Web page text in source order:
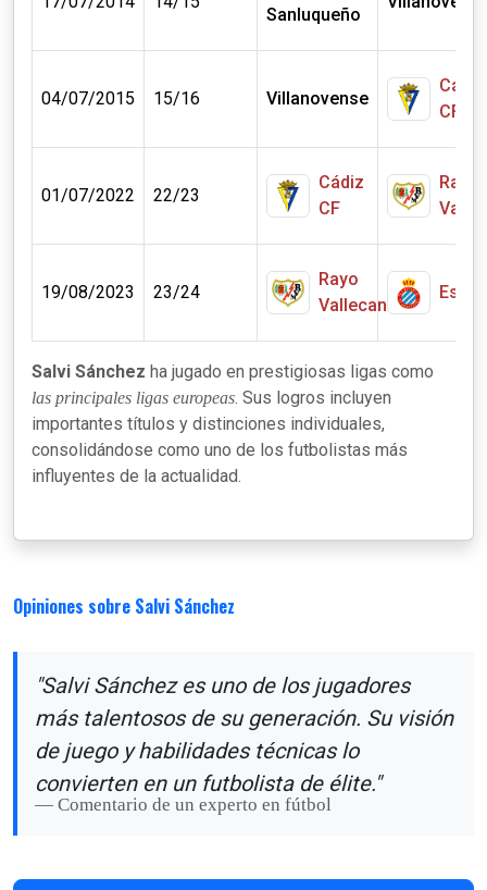
Sanluqueño
04/07/2015 15/16 Villanovense
Cádiz
CF
01/07/2022 22/23
Cádiz
CF
Rayo
19/08/2023 23/24
Rayo
Vallecano
Salvi Sánchez ha jugado en prestigiosas ligas como
las principales ligas europeas. Sus logros incluyen
importantes títulos y distinciones individuales,
consolidándose como uno de los futbolistas más
influyentes de la actualidad.
Opiniones sobre Salvi Sánchez
"Salvi Sánchez es uno de los jugadores
más talentosos de su generación. Su visión
de juego y habilidades técnicas lo
convierten en un futbolista de élite."
Comentario de un experto en fútbol